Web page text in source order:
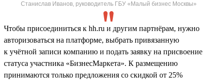
Станислав Иванов, руководитель ГБУ «Малый бизнес Москвы»
Чтобы присоединиться к hh.ru и другим партнёрам, нужно
авторизоваться на платформе, выбрать привязанную
к учётной записи компанию и подать заявку на присвоение
статуса участника «БизнесМаркета». К размещению
принимаются только предложения со скидкой от 25%